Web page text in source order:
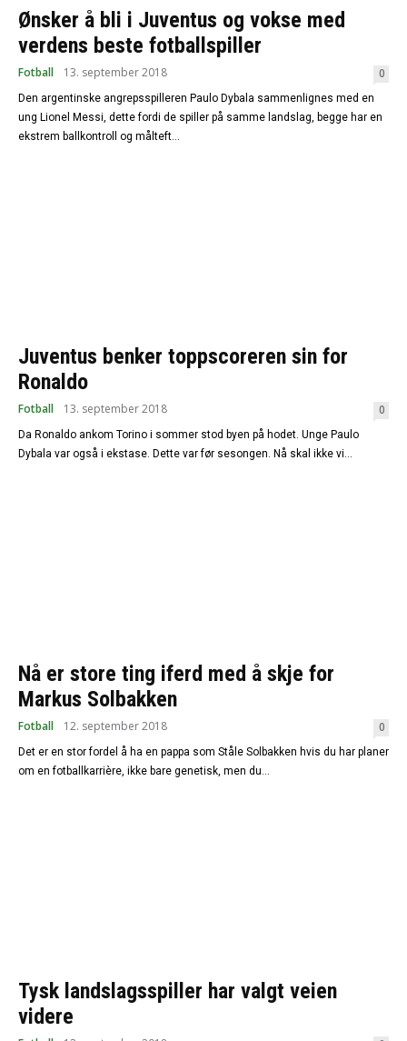
Ønsker å bli i Juventus og vokse med
verdens beste fotballspiller
Fotball 13. september 2018 0
Den argentinske angrepsspilleren Paulo Dybala sammenlignes med en
ung Lionel Messi, dette fordi de spiller på samme landslag, begge har en
ekstrem ballkontroll og målteft...
Juventus benker toppscoreren sin for
Ronaldo
Fotball 13. september 2018 0
Da Ronaldo ankom Torino i sommer stod byen på hodet. Unge Paulo
Dybala var også i ekstase. Dette var før sesongen. Nå skal ikke vi...
Nå er store ting iferd med å skje for
Markus Solbakken
Fotball 12. september 2018 0
Det er en stor fordel å ha en pappa som Ståle Solbakken hvis du har planer
om en fotballkarrière, ikke bare genetisk, men du...
Tysk landslagsspiller har valgt veien
videre